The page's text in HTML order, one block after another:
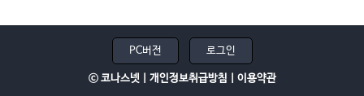
PC버전 로그인
ⓒ 코나스넷 | 개인정보취급방침 이용약관